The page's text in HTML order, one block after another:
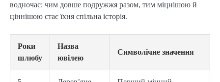
водночас: чим довше подружжя разом, тим міцнішою й
ціннішою стає їхня спільна історія.
Роки
шлюбу
Назва
ювілею
Символічне значення